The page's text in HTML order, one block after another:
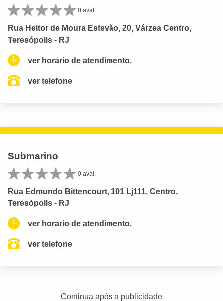
0 aval.
Rua Heitor de Moura Estevão, 20, Várzea Centro,
Teresópolis - RJ
ver horario de atendimento.
ver telefone
Submarino
0 aval.
Rua Edmundo Bittencourt, 101 Lj111, Centro,
Teresópolis - RJ
ver horario de atendimento.
ver telefone
Continua após a publicidade